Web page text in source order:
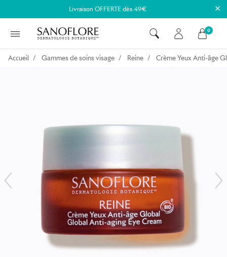
Livraison OFFERTE dès 49€ ×
0
Accueil Gammes de soins visage Reine Crème Yeux Anti-âge